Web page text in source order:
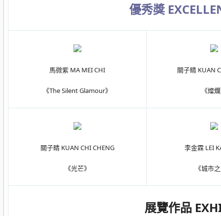
優秀獎
馬微紫 MA MEI CHI
《The Silent Glamour》
關子睛 KUAN
《燦
關子睛 KUAN CHI CHENG
《光芒》
李金霖 LEI
《城市
展覽作品